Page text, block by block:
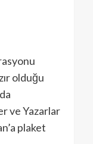
olduğu
ve Yazarlar
plaket